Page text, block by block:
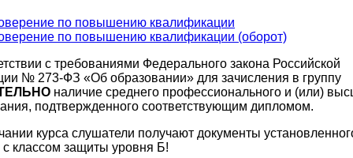
с требованиями Федерального закона Российской
№ 273-ФЗ «Об образовании» для зачисления в группу
наличие среднего профессионального и (или)
подтвержденного соответствующим дипломом.
курса слушатели получают документы
с классом защиты уровня Б!